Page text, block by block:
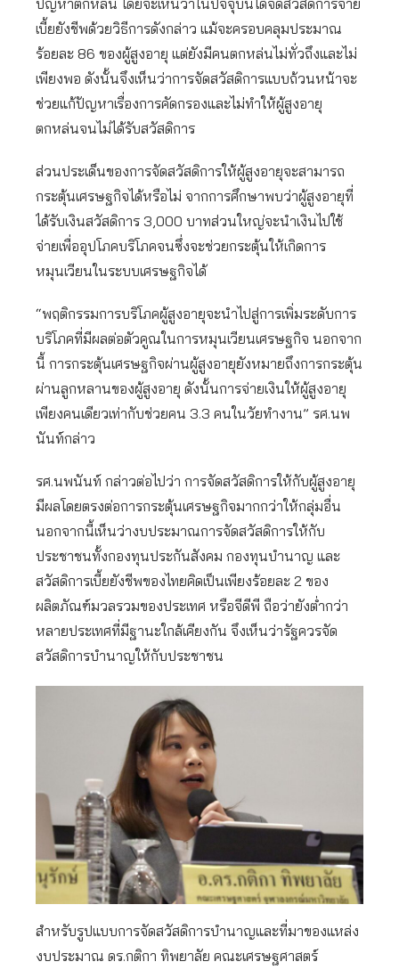
เบี้ยยังชีพด้วยวิธีการดังกล่าว แม้จะครอบคลุมประมาณ
ร้อยละ 86 ของผู้สูงอายุ แต่ยังมีคนตกหล่นไม่ทั่วถึงและไม่
เพียงพอ ดังนั้นจึงเห็นว่าการจัดสวัสดิการแบบถ้วนหน้าจะ
ช่วยแก้ปัญหาเรื่องการคัดกรองและไม่ทำให้ผู้สูงอายุ
ตกหล่นจนไม่ได้รับสวัสดิการ
ส่วนประเด็นของการจัดสวัสดิการให้ผู้สูงอายุจะสามารถ
กระตุ้นเศรษฐกิจได้หรือไม่ จากการศึกษาพบว่าผู้สูงอายุที่
ได้รับเงินสวัสดิการ 3,000 บาทส่วนใหญ่จะนำเงินไปใช้
จ่ายเพื่ออุปโภคบริโภคจนซึ่งจะช่วยกระตุ้นให้เกิดการ
หมุนเวียนในระบบเศรษฐกิจได้
“พฤติกรรมการบริโภคผู้สูงอายุจะนำไปสู่การเพิ่มระดับการ
บริโภคที่มีผลต่อตัวคูณในการหมุนเวียนเศรษฐกิจ นอกจาก
นี้ การกระตุ้นเศรษฐกิจผ่านผู้สูงอายุยังหมายถึงการกระตุ้น
ผ่านลูกหลานของผู้สูงอายุ ดังนั้นการจ่ายเงินให้ผู้สูงอายุ
เพียงคนเดียวเท่ากับช่วยคน 3.3 คนในวัยทำงาน” รศ.นพ
นันท์กล่าว
รศ.นพนันท์ กล่าวต่อไปว่า การจัดสวัสดิการให้กับผู้สูงอายุ
มีผลโดยตรงต่อการกระตุ้นเศรษฐกิจมากกว่าให้กลุ่มอื่น
นอกจากนี้เห็นว่างบประมาณการจัดสวัสดิการให้กับ
ประชาชนทั้งกองทุนประกันสังคม กองทุนบำนาญ และ
สวัสดิการเบี้ยยังชีพของไทยคิดเป็นเพียงร้อยละ 2 ของ
ผลิตภัณฑ์มวลรวมของประเทศ หรือจีดีพี ถือว่ายังต่ำกว่า
หลายประเทศที่มีฐานะใกล้เคียงกัน จึงเห็นว่ารัฐควรจัด
สวัสดิการบำนาญให้กับประชาชน
สำหรับรูปแบบการจัดสวัสดิการบำนาญและที่มาของแหล่ง
งบประมาณ ดร.กติกา ทิพยาลัย คณะเศรษฐศาสตร์